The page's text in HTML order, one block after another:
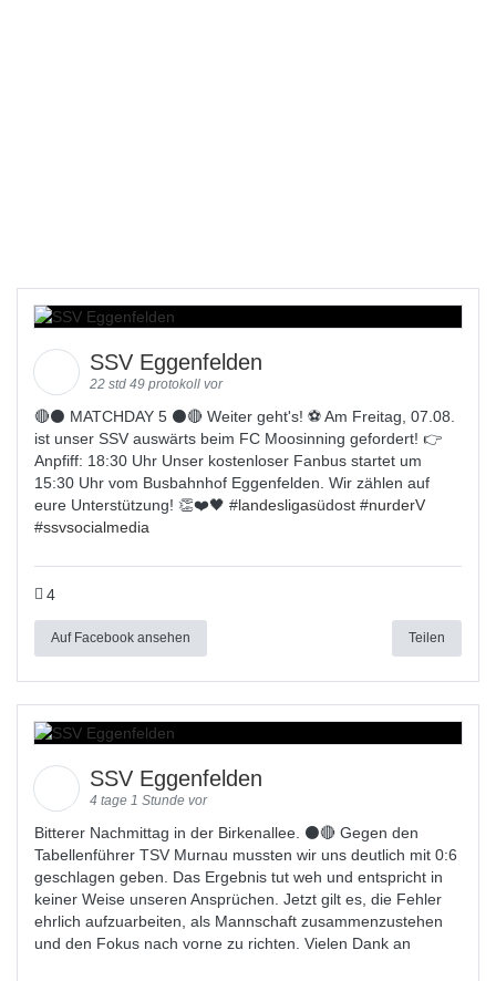
SSV Eggenfelden
22 std 49 protokoll vor
🔴⚫️ MATCHDAY 5 ⚫️🔴 Weiter geht's! ⚽ Am Freitag, 07.08.
ist unser SSV auswärts beim FC Moosinning gefordert! 👉
Anpfiff: 18:30 Uhr Unser kostenloser Fanbus startet um
15:30 Uhr vom Busbahnhof Eggenfelden. Wir zählen auf
eure Unterstützung! 👏❤️🖤 #landesligasüdost #nurderV
#ssvsocialmedia
4
Auf Facebook ansehen Teilen
SSV Eggenfelden
4 tage 1 Stunde vor
Bitterer Nachmittag in der Birkenallee. ⚫🔴 Gegen den
Tabellenführer TSV Murnau mussten wir uns deutlich mit 0:6
geschlagen geben. Das Ergebnis tut weh und entspricht in
keiner Weise unseren Ansprüchen. Jetzt gilt es, die Fehler
ehrlich aufzuarbeiten, als Mannschaft zusammenzustehen
und den Fokus nach vorne zu richten. Vielen Dank an